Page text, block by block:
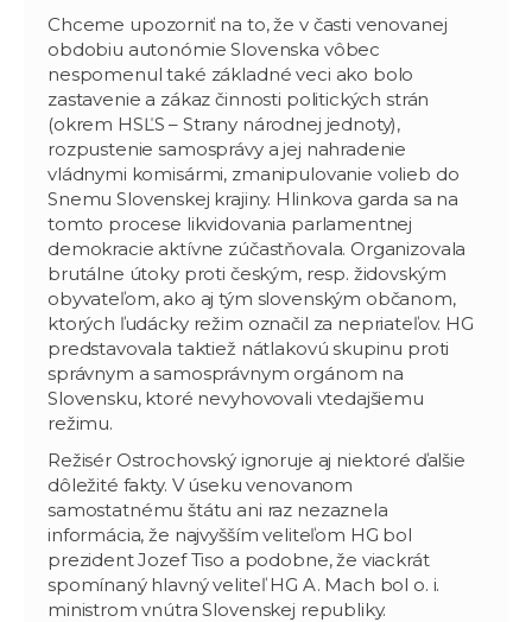
Chceme upozorniť na to, že v časti venovanej
obdobiu autonómie Slovenska vôbec
nespomenul také základné veci ako bolo
zastavenie a zákaz činnosti politických strán
(okrem HSĽS – Strany národnej jednoty),
rozpustenie samosprávy a jej nahradenie
vládnymi komisármi, zmanipulovanie volieb do
Snemu Slovenskej krajiny. Hlinkova garda sa na
tomto procese likvidovania parlamentnej
demokracie aktívne zúčastňovala. Organizovala
brutálne útoky proti českým, resp. židovským
obyvateľom, ako aj tým slovenským občanom,
ktorých ľudácky režim označil za nepriateľov. HG
predstavovala taktiež nátlakovú skupinu proti
správnym a samosprávnym orgánom na
Slovensku, ktoré nevyhovovali vtedajšiemu
režimu.
Režisér Ostrochovský ignoruje aj niektoré ďalšie
dôležité fakty. V úseku venovanom
samostatnému štátu ani raz nezaznela
informácia, že najvyšším veliteľom HG bol
prezident Jozef Tiso a podobne, že viackrát
spomínaný hlavný veliteľ HG A. Mach bol o. i.
ministrom vnútra Slovenskej republiky.